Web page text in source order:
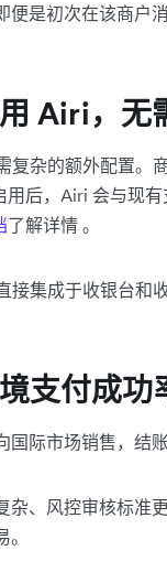
便是初次在该商户
Airi，无
复杂的额外配置。
用后，Airi 会与现
了解详情 。
接集成于收银台和
支付成功
国际市场销售，结
杂、风控审核标准